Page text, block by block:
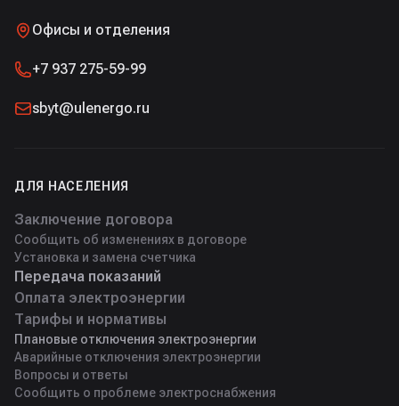
Офисы и отделения
+7 937 275-59-99
sbyt@ulenergo.ru
ДЛЯ НАСЕЛЕНИЯ
Заключение договора
Сообщить об изменениях в договоре
Установка и замена счетчика
Передача показаний
Оплата электроэнергии
Тарифы и нормативы
Плановые отключения электроэнергии
Аварийные отключения электроэнергии
Вопросы и ответы
Сообщить о проблеме электроснабжения